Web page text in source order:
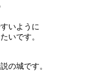
いように
いです。
の城です。